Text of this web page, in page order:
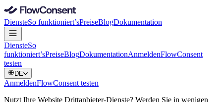
DiensteSo funktioniert’sPreiseBlogDokumentation
DiensteSo
funktioniert’sPreiseBlogDokumentationAnmeldenFlowConsent
testen
DE
AnmeldenFlowConsent testen
Nutzt Ihre Website Drittanbieter-Dienste? Werden Sie in wenigen